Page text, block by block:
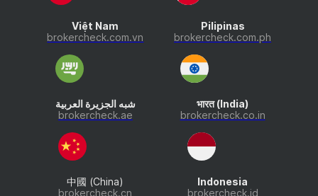
Việt Nam
brokercheck.com.vn
Pilipinas
brokercheck.com.ph
شبه الجزيرة العربية
brokercheck.ae
भारत (India)
brokercheck.co.in
中國 (China)
brokercheck.cn
Indonesia
brokercheck.id